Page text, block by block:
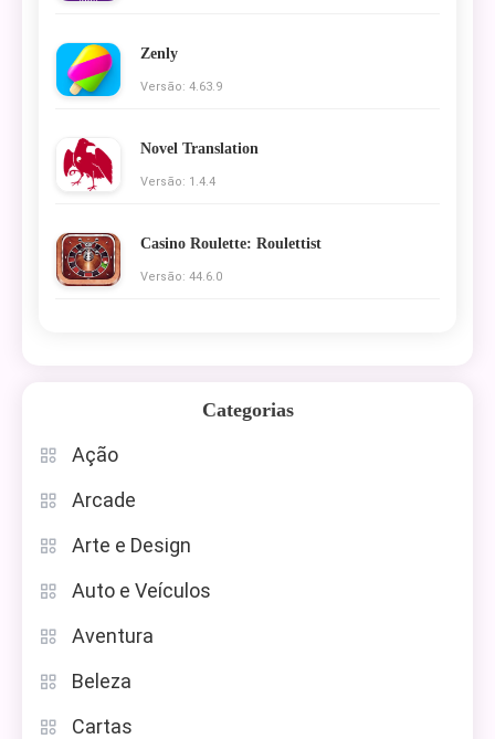
Zenly
Versão: 4.63.9
Novel Translation
Versão: 1.4.4
Casino Roulette: Roulettist
Versão: 44.6.0
Categorias
Ação
Arcade
Arte e Design
Auto e Veículos
Aventura
Beleza
Cartas